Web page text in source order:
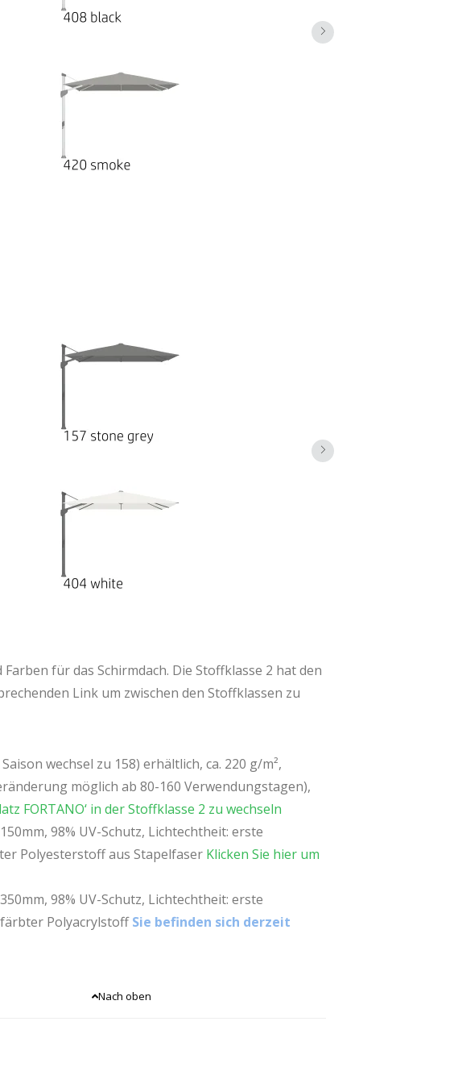
ein Schweizer Familienunternehmen mit über 125-
Sonnenschirmen für den privaten und
für das Schirmdach. Die Stoffklasse 2 hat den
Link um zwischen den Stoffklassen zu
wechsel zu 158) erhältlich, ca. 220 g/m²,
möglich ab 80-160 Verwendungstagen),
FORTANO‘ in der Stoffklasse 2 zu wechseln
98% UV-Schutz, Lichtechtheit: erste
Polyesterstoff aus Stapelfaser Klicken Sie hier um
98% UV-Schutz, Lichtechtheit: erste
PolyacrylstoffSie befinden sich derzeit
Nach oben